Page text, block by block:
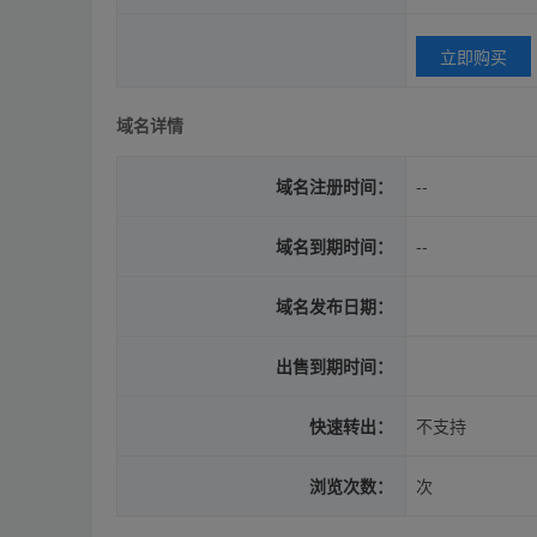
立即购买
域名详情
域名注册时间： --
域名到期时间： --
域名发布日期：
出售到期时间：
快速转出： 不支持
浏览次数： 次